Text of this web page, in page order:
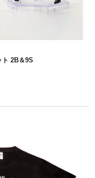
2B＆9S